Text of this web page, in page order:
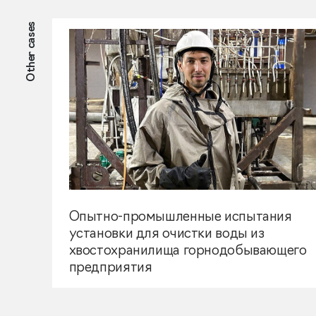
Other cases
Опытно-промышленные испытания
установки для очистки воды из
хвостохранилища горнодобывающего
предприятия